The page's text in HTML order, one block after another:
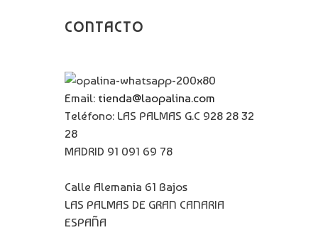
CONTACTO
Email: tienda@laopalina.com
Teléfono: LAS PALMAS G.C 928 28 32
28
MADRID 91 091 69 78
Calle Alemania 61 Bajos
LAS PALMAS DE GRAN CANARIA
ESPAÑA